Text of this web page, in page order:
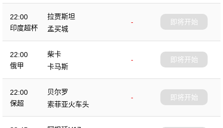
22:00
印度超杯
拉贾斯坦
-
孟买城
即将开始
22:00
俄甲
柴卡
-
卡马斯
即将开始
22:00
保超
贝尔罗
-
索菲亚火车头
即将开始